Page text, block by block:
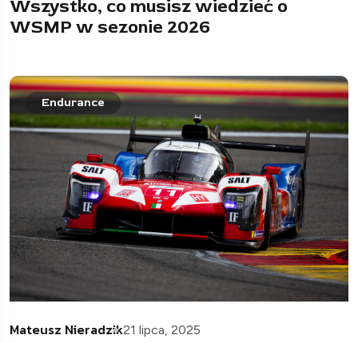
Wszystko, co musisz wiedzieć o
WSMP w sezonie 2026
Endurance
Mateusz Nieradzik21 lipca, 2025